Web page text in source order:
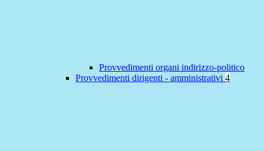
Provvedimenti organi indirizzo-politico
Provvedimenti dirigenti - amministrativi 4